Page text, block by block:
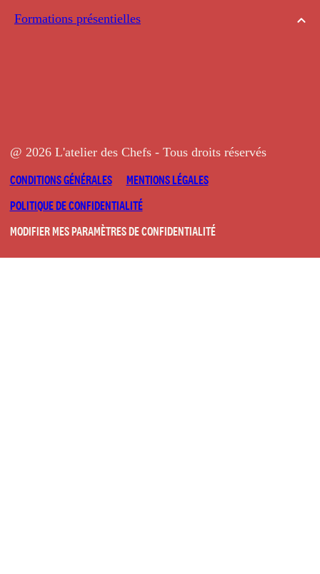
Formations présentielles
@ 2026 L'atelier des Chefs - Tous droits réservés
CONDITIONS GÉNÉRALES
MENTIONS LÉGALES
POLITIQUE DE CONFIDENTIALITÉ
MODIFIER MES PARAMÈTRES DE CONFIDENTIALITÉ